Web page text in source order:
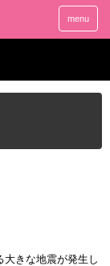
menu
大きな地震が発生し